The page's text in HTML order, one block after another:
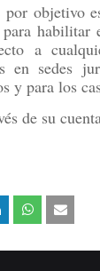
objetivo
a
en sedes
y para los
de su